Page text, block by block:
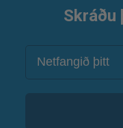
Skráðu